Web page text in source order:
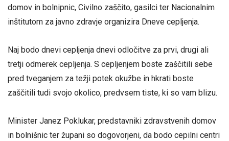
domov in bolnipnic, Civilno zaščito, gasilci ter Nacionalnim
inštitutom za javno zdravje organizira Dneve cepljenja.
Naj bodo dnevi cepljenja dnevi odločitve za prvi, drugi ali
tretji odmerek cepljenja. S cepljenjem boste zaščitili sebe
pred tveganjem za težji potek okužbe in hkrati boste
zaščitili tudi svojo okolico, predvsem tiste, ki so vam blizu.
Minister Janez Poklukar, predstavniki zdravstvenih domov
in bolnišnic ter župani so dogovorjeni, da bodo cepilni centri